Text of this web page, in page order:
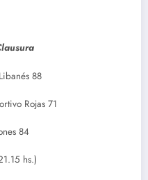
88
Rojas 71
84
hs.)